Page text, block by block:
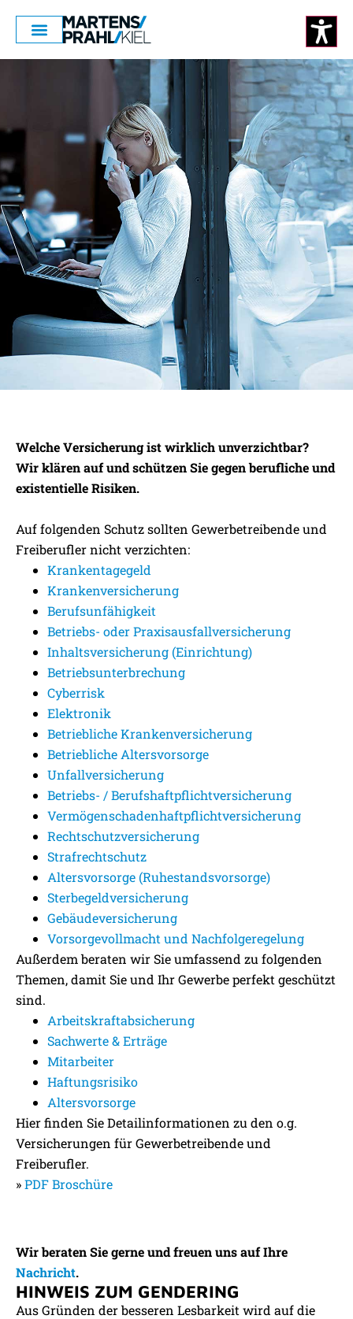
GEWERBETREIBENDE /
FREIBERUFLER
Welche Versicherung ist wirklich unverzichtbar?
Wir klären auf und schützen Sie gegen berufliche und
existentielle Risiken.
Auf folgenden Schutz sollten Gewerbetreibende und
Freiberufler nicht verzichten:
Krankentagegeld
Krankenversicherung
Berufsunfähigkeit
Betriebs- oder Praxisausfallversicherung
Inhaltsversicherung (Einrichtung)
Betriebsunterbrechung
Cyberrisk
Elektronik
Betriebliche Krankenversicherung
Betriebliche Altersvorsorge
Unfallversicherung
Betriebs- / Berufshaftpflichtversicherung
Vermögenschadenhaftpflichtversicherung
Rechtschutzversicherung
Strafrechtschutz
Altersvorsorge (Ruhestandsvorsorge)
Sterbegeldversicherung
Gebäudeversicherung
Vorsorgevollmacht und Nachfolgeregelung
Außerdem beraten wir Sie umfassend zu folgenden
Themen, damit Sie und Ihr Gewerbe perfekt geschützt
sind.
Arbeitskraftabsicherung
Sachwerte & Erträge
Mitarbeiter
Haftungsrisiko
Altersvorsorge
Hier finden Sie Detailinformationen zu den o.g.
Versicherungen für Gewerbetreibende und
Freiberufler.
»PDF Broschüre
Wir beraten Sie gerne und freuen uns auf Ihre
Nachricht.
HINWEIS ZUM GENDERING
Aus Gründen der besseren Lesbarkeit wird auf die